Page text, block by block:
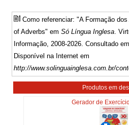
Como referenciar: "A Formação
of Adverbs" emSó Língua Inglesa.
Informação, 2008-2026. Consultado
Disponível na Internet em
http://www.solinguainglesa.com.br/
Produtos em
Gerador de